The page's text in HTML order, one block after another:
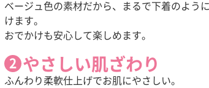
ベージュ色の素材だから、まるで下着のよう
けます。
おでかけも安心して楽しめます。
やさしい肌ざわり
ふんわり柔軟仕上げでお肌にやさしい。